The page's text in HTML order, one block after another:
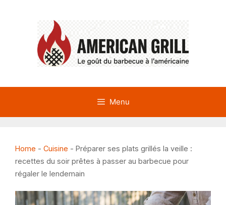
Menu
Home - Cuisine - Préparer ses plats grillés la veille :
recettes du soir prêtes à passer au barbecue pour
régaler le lendemain